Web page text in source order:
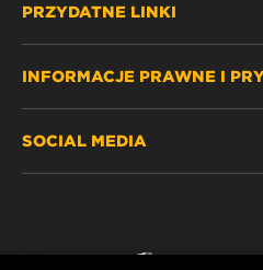
PRZYDATNE LINKI
GDZIE KUPIĆ
INFORMACJE PRAWNE I
SOCIAL MEDIA